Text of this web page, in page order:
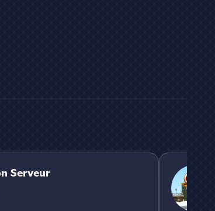
Serveur
OneCraft